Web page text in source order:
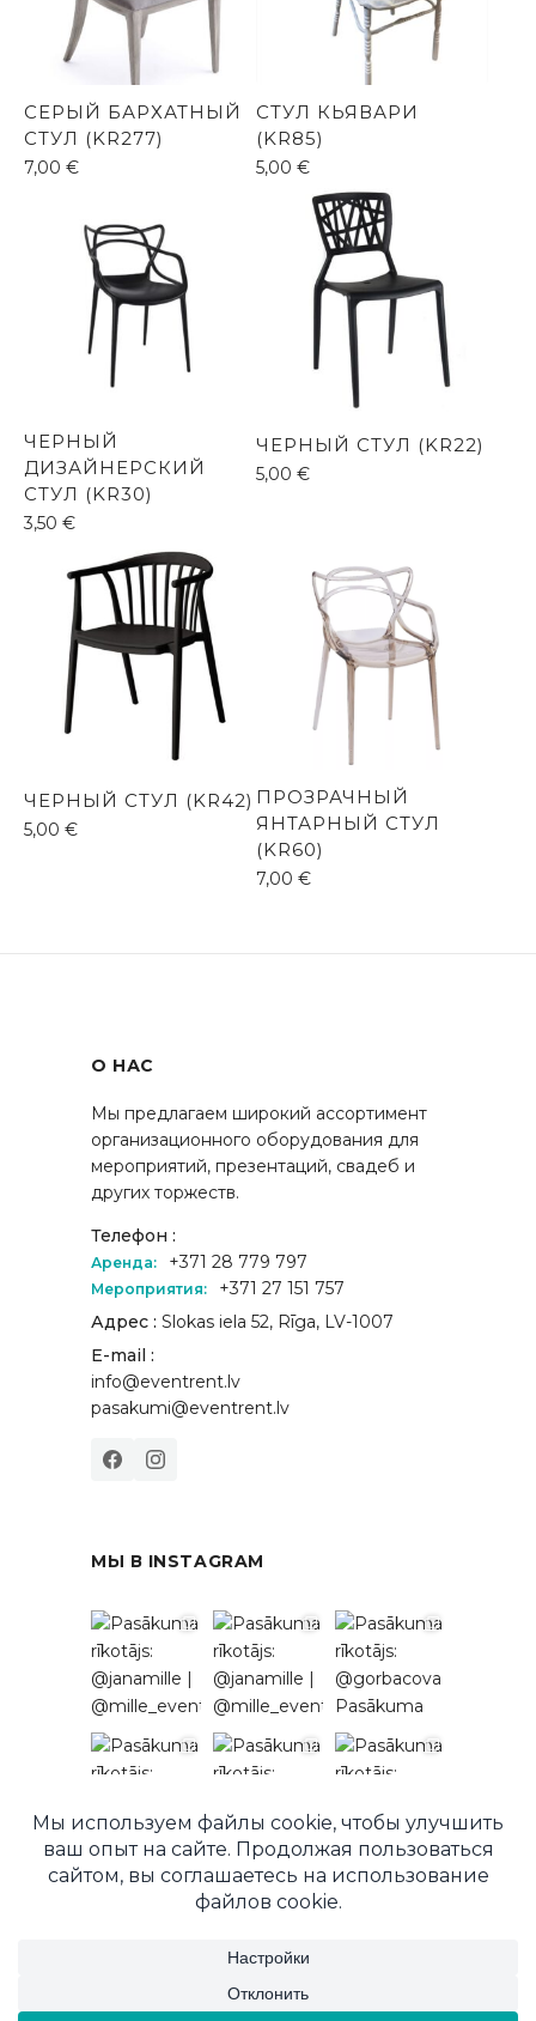
СЕРЫЙ БАРХАТНЫЙ
СТУЛ (KR277)
7,00 €
СТУЛ КЬЯВАРИ
(KR85)
5,00 €
ЧЕРНЫЙ
ДИЗАЙНЕРСКИЙ
СТУЛ (KR30)
3,50 €
ЧЕРНЫЙ СТУЛ (KR22)
5,00 €
ЧЕРНЫЙ СТУЛ (KR42)
5,00 €
ПРОЗРАЧНЫЙ
ЯНТАРНЫЙ СТУЛ
(KR60)
7,00 €
О НАС
Мы предлагаем широкий ассортимент
организационного оборудования для
мероприятий, презентаций, свадеб и
других торжеств.
Телефон :
Аренда: +371 28 779 797
Мероприятия:
+371 27 151 757
Адрес : Slokas iela 52, Rīga, LV-1007
E-mail :
info@eventrent.lv
pasakumi@eventrent.lv
МЫ В INSTAGRAM
Подписаться в Instagram
© 2026 EventRent. Все права защищены.